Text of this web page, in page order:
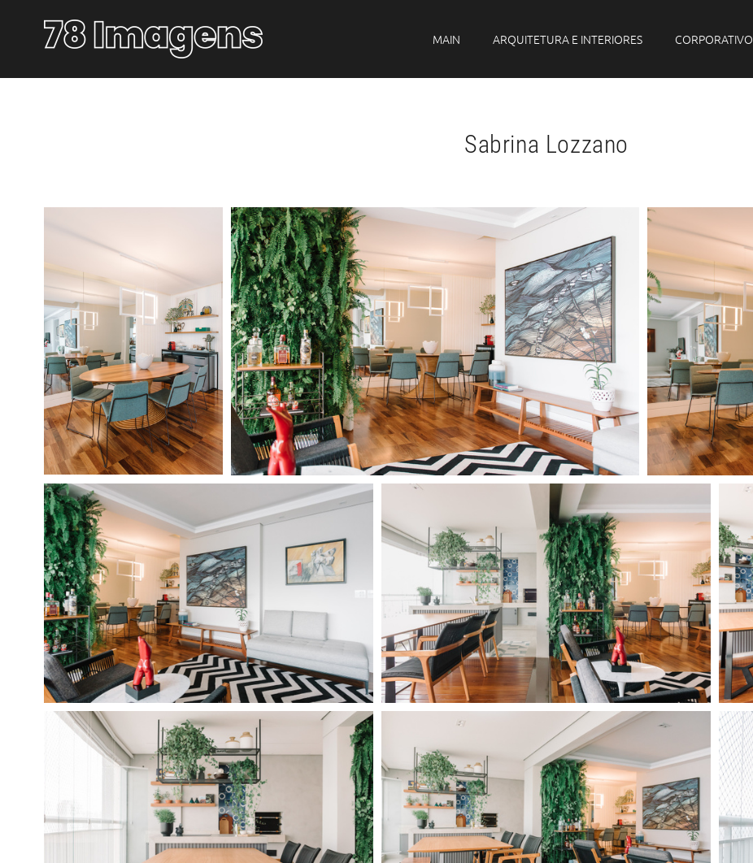
MAIN ARQUITETURA E INTERIORES CORPORATIVO
Sabrina Lozzano